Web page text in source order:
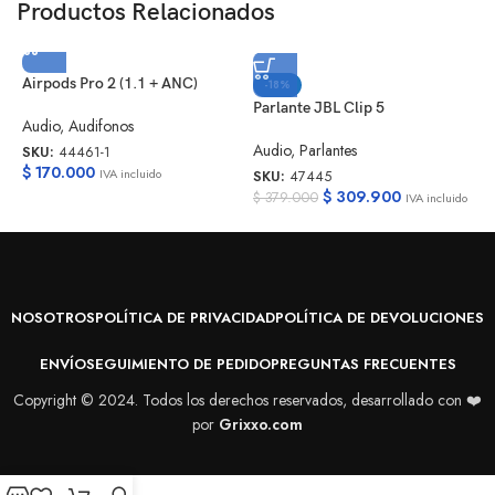
Productos Relacionados
Airpods Pro 2 (1.1 + ANC)
Audio, Audifonos
SKU: 44461-1
$ 170.000 IVA incluido
-18%
Parlante JBL Clip 5
Audio, Parlantes
SKU: 47445
$379.000 $309.900 IVA incluido
NOSOTROSPOLÍTICA DE PRIVACIDADPOLÍTICA DE DEVOLUCIONES
ENVÍOSEGUIMIENTO DE PEDIDOPREGUNTAS FRECUENTES
Copyright © 2024. Todos los derechos reservados, desarrollado con ❤️
por Grixxo.com